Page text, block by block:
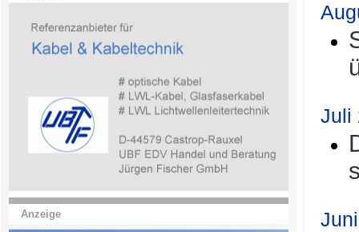
Anzeige
Juli